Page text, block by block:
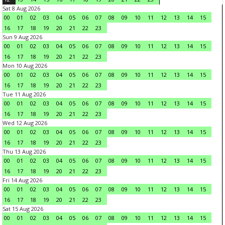
Sat 8 Aug 2026
00
01 02 03 04 05 06 07 08 09 10 11 12 13 14
15
16
17 18 19 20 21 22
23
Sun 9 Aug 2026
00
01 02 03 04 05 06 07 08 09 10 11 12 13 14
15
16
17 18 19 20 21 22
23
Mon 10 Aug 2026
00
01 02 03 04 05 06 07 08 09 10 11 12 13 14
15
16
17 18 19 20 21 22
23
Tue 11 Aug 2026
00
01 02 03 04 05 06 07 08 09 10 11 12 13 14
15
16
17 18 19 20 21 22
23
Wed 12 Aug 2026
00
01 02 03 04 05 06 07 08 09 10 11 12 13 14
15
16
17 18 19 20 21 22
23
Thu 13 Aug 2026
00
01 02 03 04 05 06 07 08 09 10 11 12 13 14
15
16
17 18 19 20 21 22
23
Fri 14 Aug 2026
00
01 02 03 04 05 06 07 08 09 10 11 12 13 14
15
16
17 18 19 20 21 22
23
Sat 15 Aug 2026
00
01 02 03 04 05 06 07 08 09 10 11 12 13 14
15